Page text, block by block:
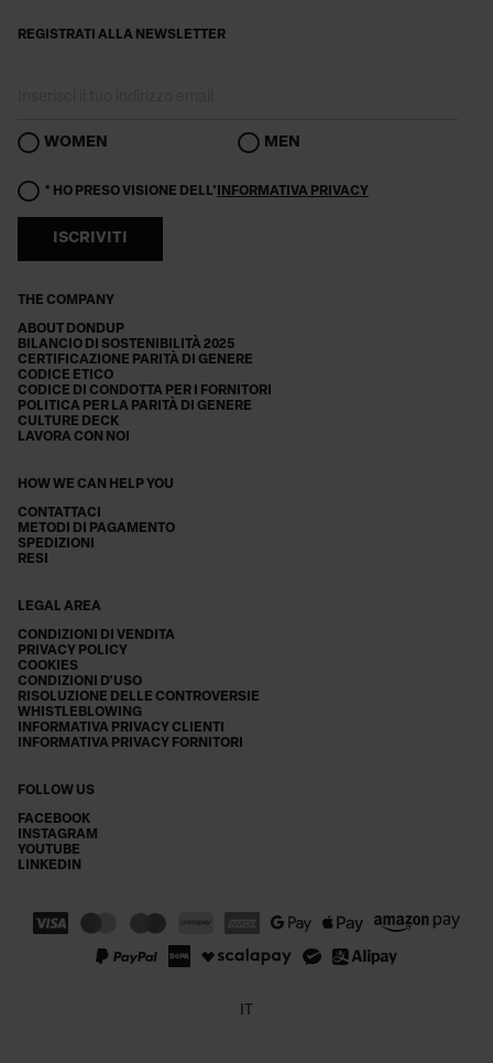
THE COMPANY
ABOUT DONDUP
BILANCIO DI SOSTENIBILITÀ 2025
CERTIFICAZIONE PARITÀ DI GENERE
CODICE ETICO
CODICE DI CONDOTTA PER I FORNITORI
POLITICA PER LA PARITÀ DI GENERE
CULTURE DECK
LAVORA CON NOI
HOW WE CAN HELP YOU
CONTATTACI
METODI DI PAGAMENTO
SPEDIZIONI
RESI
LEGAL AREA
CONDIZIONI DI VENDITA
PRIVACY POLICY
COOKIES
CONDIZIONI D'USO
RISOLUZIONE DELLE CONTROVERSIE
WHISTLEBLOWING
INFORMATIVA PRIVACY CLIENTI
INFORMATIVA PRIVACY FORNITORI
FOLLOW US
FACEBOOK
INSTAGRAM
YOUTUBE
LINKEDIN
REGISTRATI ALLA NEWSLETTER
WOMEN MEN
* HO PRESO VISIONE DELL' INFORMATIVA PRIVACY
ISCRIVITI
IT